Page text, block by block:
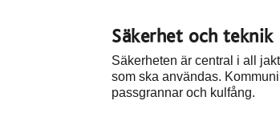
Säkerhet och teknik
Säkerheten är central i all
som ska användas.
passgrannar och kulfång.